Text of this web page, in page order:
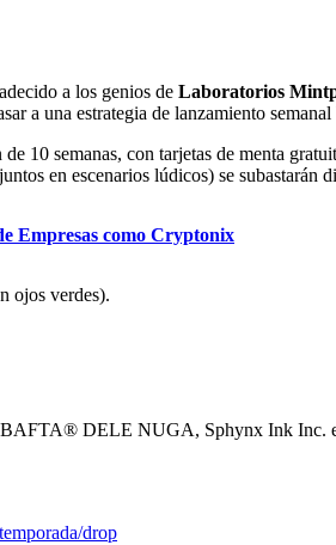
a los genios de Laboratorios
a una estrategia de lanzamiento
10 semanas, con tarjetas de menta
en escenarios lúdicos) se subastarán
Empresas como Cryptonix
ojos verdes).
DELE NUGA, Sphynx Ink Inc.
drop